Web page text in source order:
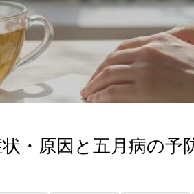
・原因と五月病の予